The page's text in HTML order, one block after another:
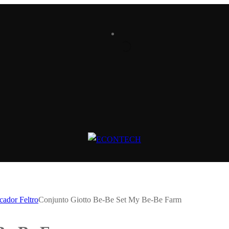
FeltroConjunto Giotto Be-Be Set My Be-Be Farm